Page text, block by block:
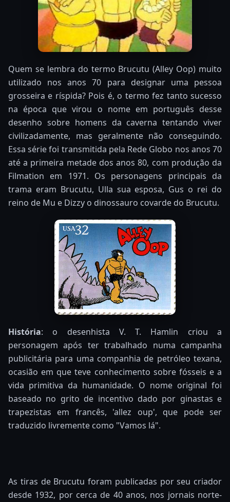
Quem se lembra do termo Brucutu (Alley Oop) muito
utilizado nos anos 70 para designar uma pessoa
grosseira e ríspida? Pois é, o termo fez tanto sucesso
na época que virou o nome em português desse
desenho sobre homens da caverna tentando viver
civilizadamente, mas geralmente não conseguindo.
Essa série foi transmitida pela Rede Globo nos anos 70
até a primeira metade dos anos 80, com produção da
Filmation em 1971. Os personagens principais da
trama eram Brucutu, Ulla sua esposa, Gus o rei do
reino de Mu e Dizzy o dinossauro covarde do Brucutu.
História: o desenhista V. T. Hamlin criou a
personagem após ter trabalhado numa campanha
publicitária para uma companhia de petróleo texana,
ocasião em que teve conhecimento sobre fósseis e a
vida primitiva da humanidade. O nome original foi
baseado no grito de incentivo dado por ginastas e
trapezistas em francês, 'allez oup', que pode ser
traduzido livremente como "Vamos lá".
As tiras de Brucutu foram publicadas por seu criador
desde 1932, por cerca de 40 anos, nos jornais norte-